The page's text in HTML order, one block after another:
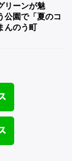
リーンが魅
園で「夏のコ
んのう町